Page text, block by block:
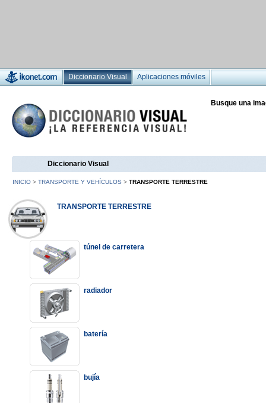
Diccionario Visual Aplicaciones móviles
Busque una
Diccionario Visual
INICIO > TRANSPORTE Y VEHÍCULOS > TRANSPORTE TERRESTRE
TRANSPORTE TERRESTRE
túnel de carretera
radiador
batería
bujía